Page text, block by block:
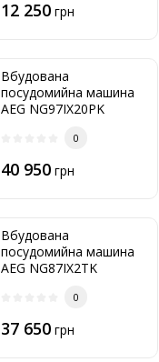
12 250 грн
Вбудована
посудомийна машина
AEG NG97IX20PK
0
40 950 грн
Вбудована
посудомийна машина
AEG NG87IX2TK
0
37 650 грн